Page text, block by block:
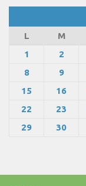
L
M
1
2
8
9
15
16
22
23
29
30